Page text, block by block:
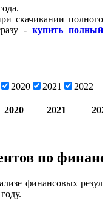
скачивании полного
- купить полный
2020 2021
2022
2020 2021
по
финансовых